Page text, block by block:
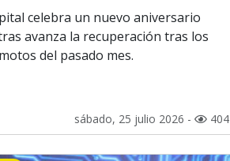
celebra un nuevo aniversario
avanza la recuperación tras los
del pasado mes.
sábado, 25 julio 2026 - 404